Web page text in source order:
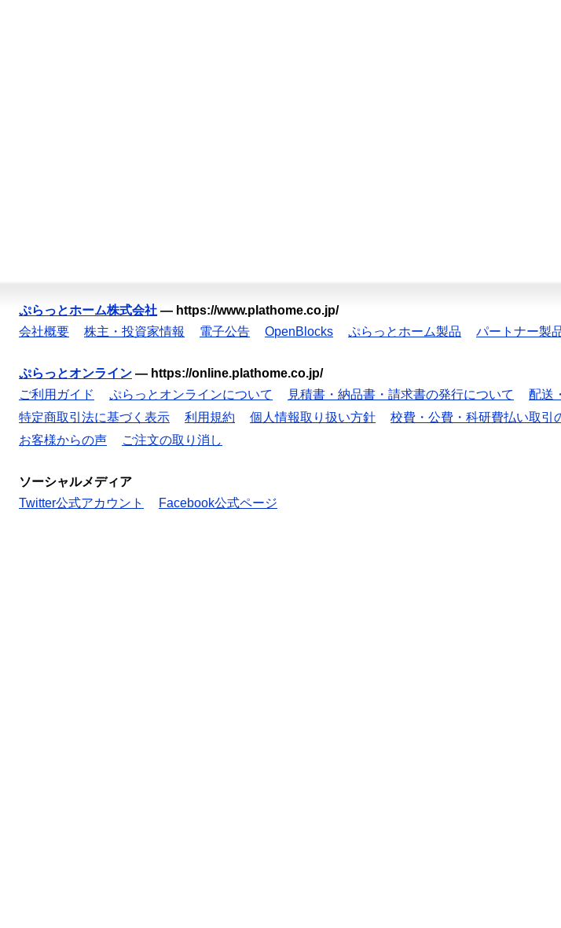
ぷらっとホーム株式会社 — https://www.plathome.co.jp/
会社概要
株主・投資家情報 電子公告 OpenBlocks ぷらっとホーム製品 パートナー製
ぷらっとオンライン — https://online.plathome.co.jp/
ご利用ガイド
ぷらっとオンラインについて 見積書・納品書・請求書の発行について 配送
特定商取引法に基づく表示
利用規約 個人情報取り扱い方針 校費・公費・科研費払い取引
お客様からの声
ご注文の取り消し
ソーシャルメディア
Twitter公式アカウント
Facebook公式ページ